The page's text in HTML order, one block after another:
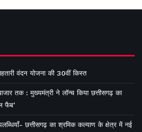
वंदन योजना की 30वीं किस्त
तक : मुख्यमंत्री ने लॉन्च किया छत्तीसगढ़ का
फैब’
छत्तीसगढ़ का श्रमिक कल्याण के क्षेत्र में नई